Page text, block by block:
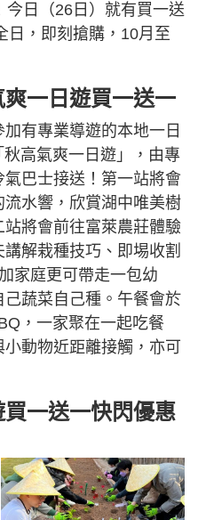
日（26日）就有買一送
日，即刻搶購，10月至
一日遊買一送一
有專業導遊的本地一日
高氣爽一日遊」，由專
巴士接送！第一站將會
水響，欣賞湖中唯美樹
將會前往富萊農莊體驗
解栽種技巧、即埸收割
家庭更可帶走一包幼
蔬菜自己種。午餐會於
，一家聚在一起吃餐
動物近距離接觸，亦可
一送一快閃優惠